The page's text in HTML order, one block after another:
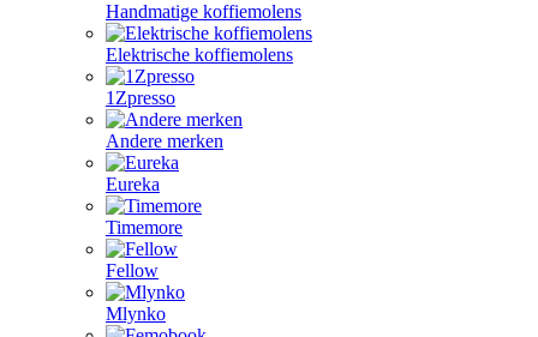
Handmatige koffiemolens
Elektrische koffiemolens
1Zpresso
Andere merken
Eureka
Timemore
Fellow
Mlynko